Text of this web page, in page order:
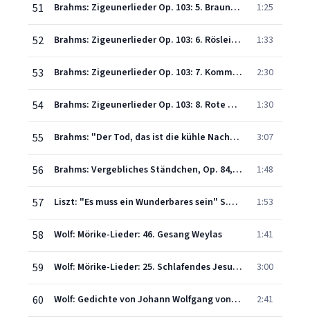
51 Brahms: Zigeunerlieder Op. 103: 5. Brauner Bursche führt zum Tanze 1:25
52 Brahms: Zigeunerlieder Op. 103: 6. Röslein dreie in der Reihe 1:33
53 Brahms: Zigeunerlieder Op. 103: 7. Kommt dir manchmal in den Sinn 2:30
54 Brahms: Zigeunerlieder Op. 103: 8. Rote Abendwolken ziehen 1:30
55 Brahms: "Der Tod, das ist die kühle Nacht" Op. 96, No. 1 3:07
56 Brahms: Vergebliches Ständchen, Op. 84, No. 4 1:48
57 Liszt: "Es muss ein Wunderbares sein" S.314 1:53
58 Wolf: Mörike-Lieder: 46. Gesang Weylas 1:41
59 Wolf: Mörike-Lieder: 25. Schlafendes Jesuskind 3:00
60 Wolf: Gedichte von Johann Wolfgang von Goethe: Anakreons Grab 2:41